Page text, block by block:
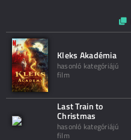
Kleks Akadémia
hasonló kategóriájú
film
Last Train to
Christmas
hasonló kategóriájú
film